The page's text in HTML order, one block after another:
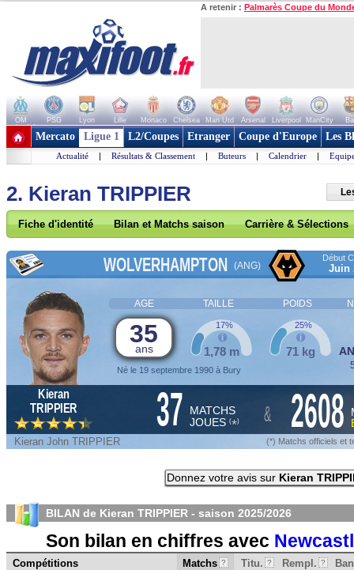
A retenir : Palmarès Coupe du
OM PSG Lyon Lille Monaco Chelsea Man Utd Arsenal Liverpool ManCity
+ de clubs
Mercato Ligue 1 L2/Coupes Etranger Coupe d'Europe Les
Actualité | Résultats & Classement | Buteurs | Calendrier |
2. Kieran TRIPPIER
Fiche d'identité Bilan et Matchs saison Carrière & Sélections
WOLVERHAMPTON (ANG)
Début
Juin
AGE TAILLE POIDS
35
ans
Né le 19 septembre 1990 à Bury
1,78 m
17%
71 kg
25%
Kieran
TRIPPIER
37 MATCHS
JOUES (*) & 2608
Kieran John TRIPPIER (*) Matchs officiels et
Donnez votre avis sur Kieran
BILAN de Kieran TRIPPIER - saison 2025/2026
Son bilan en chiffres avec
Compétitions Matchs ? Titu. ? Rempl. ?